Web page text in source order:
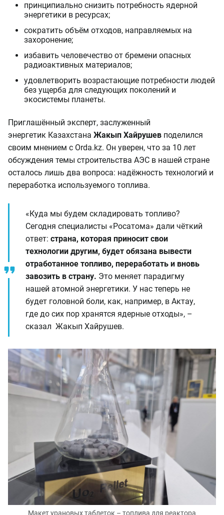
принципиально снизить потребность ядерной
энергетики в ресурсах;
сократить объём отходов, направляемых на
захоронение;
избавить человечество от бремени опасных
радиоактивных материалов;
удовлетворить возрастающие потребности людей
без ущерба для следующих поколений и
экосистемы планеты.
Приглашённый эксперт, заслуженный
энергетик Казахстана Жакып Хайрушев поделился
своим мнением с Orda.kz. Он уверен, что за 10 лет
обсуждения темы строительства АЭС в нашей стране
осталось лишь два вопроса: надёжность технологий и
переработка используемого топлива.
«Куда мы будем складировать топливо?
Сегодня специалисты «Росатома» дали чёткий
ответ: страна, которая приносит свои
технологии другим, будет обязана вывести
отработанное топливо, переработать и вновь
завозить в страну. Это меняет парадигму
нашей атомной энергетики. У нас теперь не
будет головной боли, как, например, в Актау,
где до сих пор хранятся ядерные отходы», –
сказал Жакып Хайрушев.
Макет урановых таблеток – топлива для реактора